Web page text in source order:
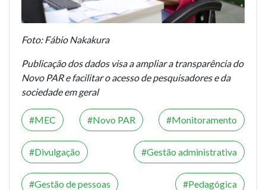
Foto: Fábio Nakakura
Publicação dos dados visa a ampliar a transparência do
Novo PAR e facilitar o acesso de pesquisadores e da
sociedade em geral
MEC Novo PAR Monitoramento
Divulgação Gestão administrativa
Gestão de pessoas Pedagógica